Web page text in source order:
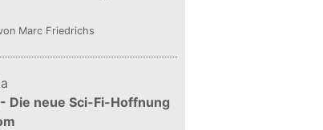
Marc Friedrichs
Die neue Sci-Fi-Hoffnung